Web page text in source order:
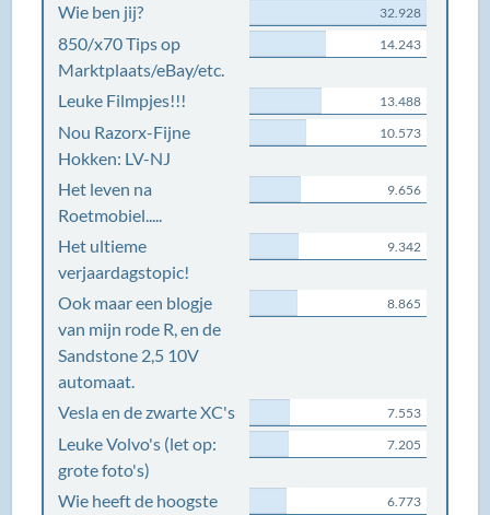
Wie ben jij? 32.928
850/x70 Tips op
Marktplaats/eBay/etc.
14.243
Leuke Filmpjes!!! 13.488
Nou Razorx-Fijne
Hokken: LV-NJ
10.573
Het leven na
Roetmobiel.....
9.656
Het ultieme
verjaardagstopic!
9.342
Ook maar een blogje
van mijn rode R, en de
Sandstone 2,5 10V
automaat.
8.865
Vesla en de zwarte XC's 7.553
Leuke Volvo's (let op:
grote foto's)
7.205
Wie heeft de hoogste 6.773